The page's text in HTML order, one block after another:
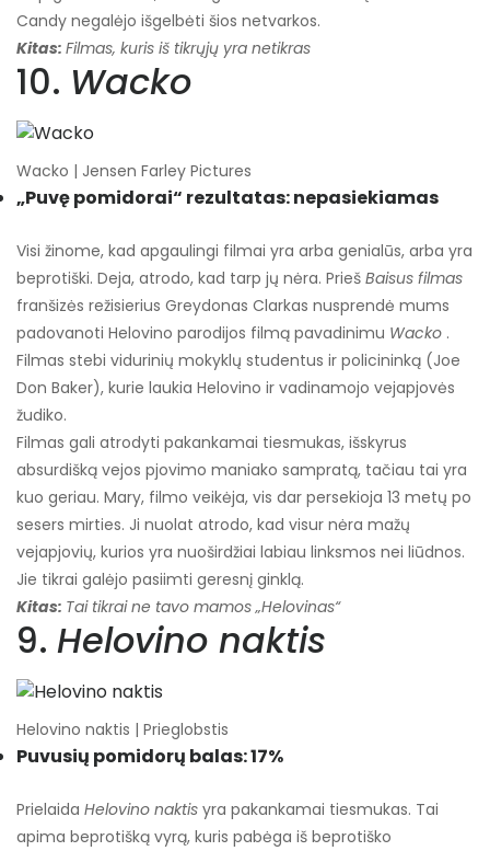
Candy negalėjo išgelbėti šios netvarkos.
Kitas: Filmas, kuris iš tikrųjų yra netikras
10. Wacko
Wacko | Jensen Farley Pictures
„Puvę pomidorai“ rezultatas: nepasiekiamas
Visi žinome, kad apgaulingi filmai yra arba genialūs, arba yra
beprotiški. Deja, atrodo, kad tarp jų nėra. Prieš Baisus filmas
franšizės režisierius Greydonas Clarkas nusprendė mums
padovanoti Helovino parodijos filmą pavadinimu Wacko .
Filmas stebi vidurinių mokyklų studentus ir policininką (Joe
Don Baker), kurie laukia Helovino ir vadinamojo vejapjovės
žudiko.
Filmas gali atrodyti pakankamai tiesmukas, išskyrus
absurdišką vejos pjovimo maniako sampratą, tačiau tai yra
kuo geriau. Mary, filmo veikėja, vis dar persekioja 13 metų po
sesers mirties. Ji nuolat atrodo, kad visur nėra mažų
vejapjovių, kurios yra nuoširdžiai labiau linksmos nei liūdnos.
Jie tikrai galėjo pasiimti geresnį ginklą.
Kitas: Tai tikrai ne tavo mamos „Helovinas“
9. Helovino naktis
Helovino naktis | Prieglobstis
Puvusių pomidorų balas: 17%
Prielaida Helovino naktis yra pakankamai tiesmukas. Tai
apima beprotišką vyrą, kuris pabėga iš beprotiško